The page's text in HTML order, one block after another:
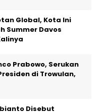
Global, Kota Ini
Summer Davos
Prabowo, Serukan
di Trowulan,
Disebut